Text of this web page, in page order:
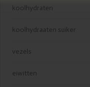
koolhydraten
koolhydraaten suiker
vezels
eiwitten